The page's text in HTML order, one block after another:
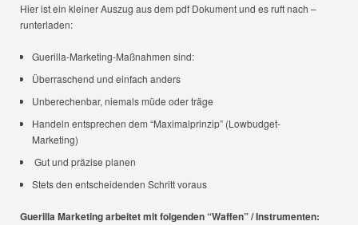
Hier ist ein kleiner Auszug aus dem pdf Dokument und es ruft nach –
runterladen:
Guerilla-Marketing-Maßnahmen sind:
Überraschend und einfach anders
Unberechenbar, niemals müde oder träge
Handeln entsprechen dem “Maximalprinzip” (Lowbudget-
Marketing)
Gut und präzise planen
Stets den entscheidenden Schritt voraus
Guerilla Marketing arbeitet mit folgenden “Waffen” / Instrumenten: